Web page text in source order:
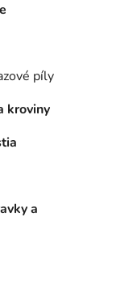
píly
kroviny
a